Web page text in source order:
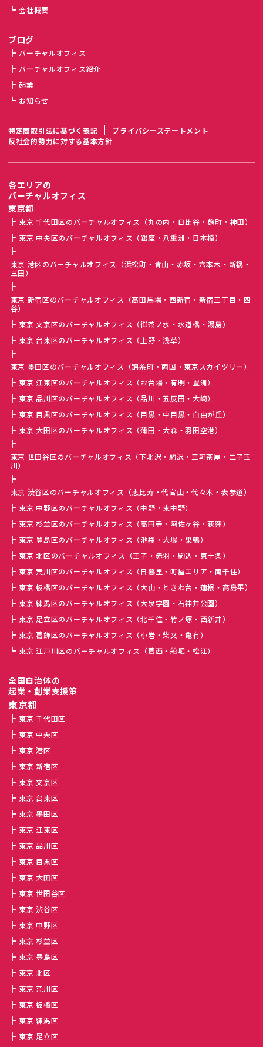
会社概要
ブログ
バーチャルオフィス
バーチャルオフィス紹介
起業
お知らせ
特定商取引法に基づく表記
プライバシーステートメント
反社会的勢力に対する基本方針
各エリアの
バーチャルオフィス
東京都
東京 千代田区のバーチャルオフィス（丸の内・日比谷・麹町・神田）
東京 中央区のバーチャルオフィス（銀座・八重洲・日本橋）
東京 港区のバーチャルオフィス（浜松町・青山・赤坂・六本木・新橋・
三田）
東京 新宿区のバーチャルオフィス（高田馬場・西新宿・新宿三丁目・四
谷）
東京 文京区のバーチャルオフィス（御茶ノ水・水道橋・湯島）
東京 台東区のバーチャルオフィス（上野・浅草）
東京 墨田区のバーチャルオフィス（錦糸町・両国・東京スカイツリー）
東京 江東区のバーチャルオフィス（お台場・有明・豊洲）
東京 品川区のバーチャルオフィス（品川・五反田・大崎）
東京 目黒区のバーチャルオフィス（目黒・中目黒・自由が丘）
東京 大田区のバーチャルオフィス（蒲田・大森・羽田空港）
東京 世田谷区のバーチャルオフィス（下北沢・駒沢・三軒茶屋・二子玉
川）
東京 渋谷区のバーチャルオフィス（恵比寿・代官山・代々木・表参道）
東京 中野区のバーチャルオフィス（中野・東中野）
東京 杉並区のバーチャルオフィス（高円寺・阿佐ヶ谷・荻窪）
東京 豊島区のバーチャルオフィス（池袋・大塚・巣鴨）
東京 北区のバーチャルオフィス（王子・赤羽・駒込・東十条）
東京 荒川区のバーチャルオフィス（日暮里・町屋エリア・南千住）
東京 板橋区のバーチャルオフィス（大山・ときわ台・蓮根・高島平）
東京 練馬区のバーチャルオフィス（大泉学園・石神井公園）
東京 足立区のバーチャルオフィス（北千住・竹ノ塚・西新井）
東京 葛飾区のバーチャルオフィス（小岩・柴又・亀有）
東京 江戸川区のバーチャルオフィス（葛西・船堀・松江）
全国自治体の
起業・創業支援策
東京都
東京 千代田区
東京 中央区
東京 港区
東京 新宿区
東京 文京区
東京 台東区
東京 墨田区
東京 江東区
東京 品川区
東京 目黒区
東京 大田区
東京 世田谷区
東京 渋谷区
東京 中野区
東京 杉並区
東京 豊島区
東京 北区
東京 荒川区
東京 板橋区
東京 練馬区
東京 足立区